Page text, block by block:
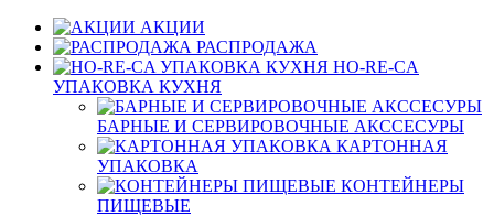
АКЦИИ
РАСПРОДАЖА
HO-RE-CA
УПАКОВКА КУХНЯ
БАРНЫЕ И СЕРВИРОВОЧНЫЕ АКССЕСУРЫ
КАРТОННАЯ
УПАКОВКА
КОНТЕЙНЕРЫ
ПИЩЕВЫЕ